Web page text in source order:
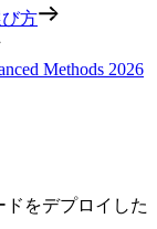
方
Methods 2026
をデプロイした